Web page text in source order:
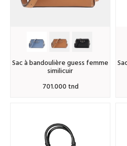
sac à bandoulière guess femme
similicuir
701.000 tnd
sac à bandoulière guess femme